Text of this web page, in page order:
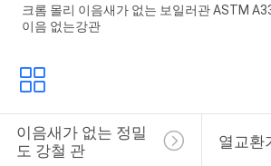
크롬 몰리 이음새가 없는 보일러관 ASTM
이음 없는강관
이음새가 없는 정밀
도 강철 관
열교환